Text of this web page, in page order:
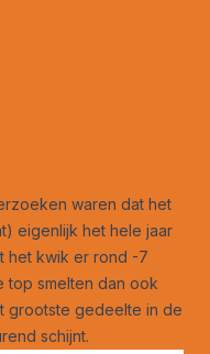
waren dat het
eigenlijk het hele jaar
het kwik er rond -7
top smelten dan ook
grootste gedeelte in de
schijnt.